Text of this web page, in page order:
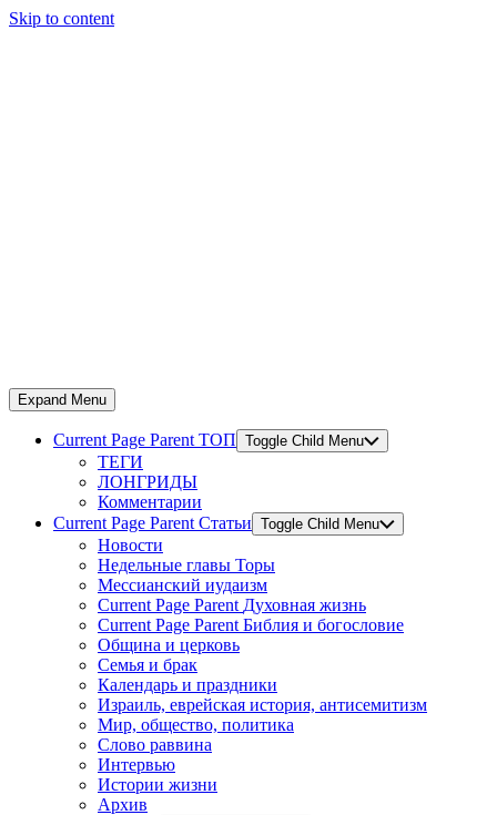
Skip to content
Expand Menu
Current Page Parent ТОП Toggle Child Menu
ТЕГИ
ЛОНГРИДЫ
Комментарии
Current Page Parent Статьи Toggle Child Menu
Новости
Недельные главы Торы
Мессианский иудаизм
Current Page Parent Духовная жизнь
Current Page Parent Библия и богословие
Община и церковь
Семья и брак
Календарь и праздники
Израиль, еврейская история, антисемитизм
Мир, общество, политика
Слово раввина
Интервью
Истории жизни
Архив